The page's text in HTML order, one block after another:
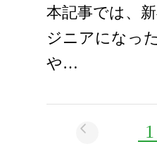
本記事では、
ジニアになっ
や…
1